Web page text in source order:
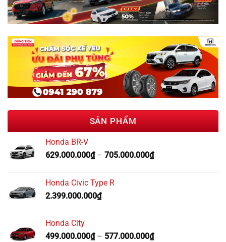
SẢN PHẨM
Honda BR-V
629.000.000₫– 705.000.000₫
Honda Civic Type R
2.399.000.000₫
Honda City
499.000.000₫– 577.000.000₫